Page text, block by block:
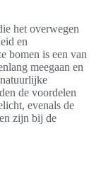
het overwegen
en
bomen is een van
meegaan en
de voordelen
evenals de
zijn bij de